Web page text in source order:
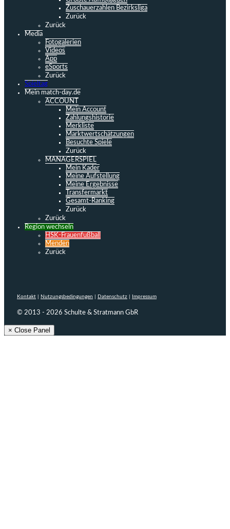
Zuschauerzahlen Bezirksliga
Zurück
Zurück
Media
Fotogalerien
Videos
App
eSports
Zurück
Spieltag
Mein match-day.de
ACCOUNT
Mein Account
Zahlungshistorie
Merkliste
Marktwertschätzungen
Besuchte Spiele
Zurück
MANAGERSPIEL
Mein Kader
Meine Aufstellung
Meine Ergebnisse
Transfermarkt
Gesamt-Ranking
Zurück
Zurück
Region wechseln
HSK-Frauenfußball
Menden
Zurück
Kontakt Nutzungsbedingungen Datenschutz Impressum
© 2013 - 2026 Schulte & Stratmann GbR
× Close Panel